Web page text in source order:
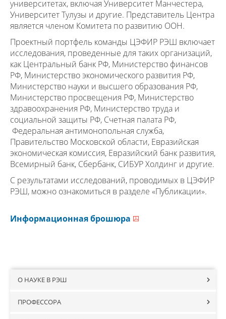
университетах, включая Университет Манчестера,
Университет Тулузы и другие. Представитель Центра
является членом Комитета по развитию ООН.
Проектный портфель команды ЦЭФИР РЭШ включает
исследования, проведенные для таких организаций,
как Центральный банк РФ, Министерство финансов
РФ, Министерство экономического развития РФ,
Министерство науки и высшего образования РФ,
Министерство просвещения РФ, Министерство
здравоохранения РФ, Министерство труда и
социальной защиты РФ, Счетная палата РФ,
Федеральная антимонопольная служба,
Правительство Московской области, Евразийская
экономическая комиссия, Евразийский банк развития,
Всемирный банк, Сбербанк, СИБУР Холдинг и другие.
С результатами исследований, проводимых в ЦЭФИР
РЭШ, можно ознакомиться в разделе «Публикации».
Информационная брошюра
О НАУКЕ В РЭШ
ПРОФЕССОРА